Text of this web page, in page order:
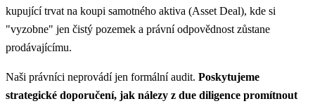
kupující trvat na koupi samotného aktiva (Asset Deal), kde si
"vyzobne" jen čistý pozemek a právní odpovědnost zůstane
prodávajícímu.
Naši právníci neprovádí jen formální audit. Poskytujeme
strategické doporučení, jak nálezy z due diligence promítnout